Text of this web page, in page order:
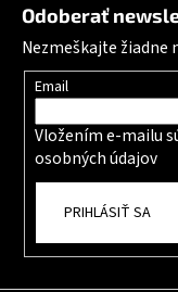
Odoberať
Nezmeškajte žiadne
Email
Vložením e-mailu
osobných údajov
PRIHLÁSIŤ SA